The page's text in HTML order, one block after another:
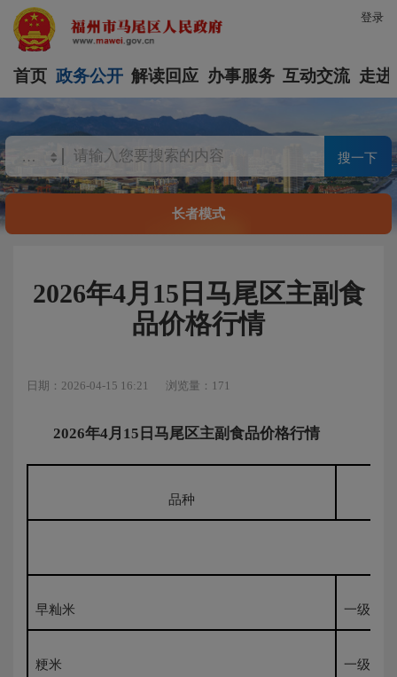
登录
首页 政务公开 解读回应 办事服务 互动交流 走进
搜一下
长者模式
2026年4月15日马尾区主副食
品价格行情
日期：2026-04-15 16:21 浏览量：171
2026年4月 15 日马尾区主副食品价格行情
品种
早籼米 一级
粳米 一级